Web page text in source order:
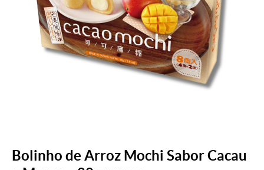
Bolinho de Arroz Mochi Sabor Cacau